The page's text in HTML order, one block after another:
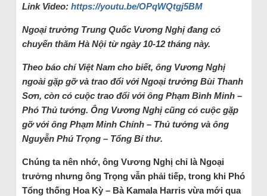
Link Video: https://youtu.be/OPqWQtgj5BM
Ngoại trưởng Trung Quốc Vương Nghị đang có
chuyến thăm Hà Nội từ ngày 10-12 tháng này.
Theo báo chí Việt Nam cho biết, ông Vương Nghị
ngoài gặp gỡ và trao đổi với Ngoại trưởng Bùi Thanh
Sơn, còn có cuộc trao đổi với ông Phạm Bình Minh –
Phó Thủ tướng. Ông Vương Nghị cũng có cuộc gặp
gỡ với ông Phạm Minh Chính – Thủ tướng và ông
Nguyễn Phú Trọng – Tổng Bí thư.
Chúng ta nên nhớ, ông Vương Nghị chỉ là Ngoại
trưởng nhưng ông Trọng vẫn phải tiếp, trong khi Phó
Tổng thống Hoa Kỳ – Bà Kamala Harris vừa mới qua